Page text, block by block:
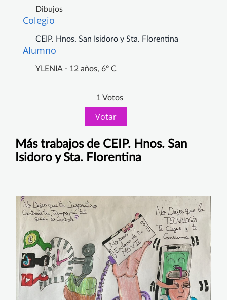
Dibujos
Colegio
CEIP. Hnos. San Isidoro y Sta. Florentina
Alumno
YLENIA - 12 años, 6º C
1 Votos
Votar
Más trabajos de CEIP. Hnos. San
Isidoro y Sta. Florentina